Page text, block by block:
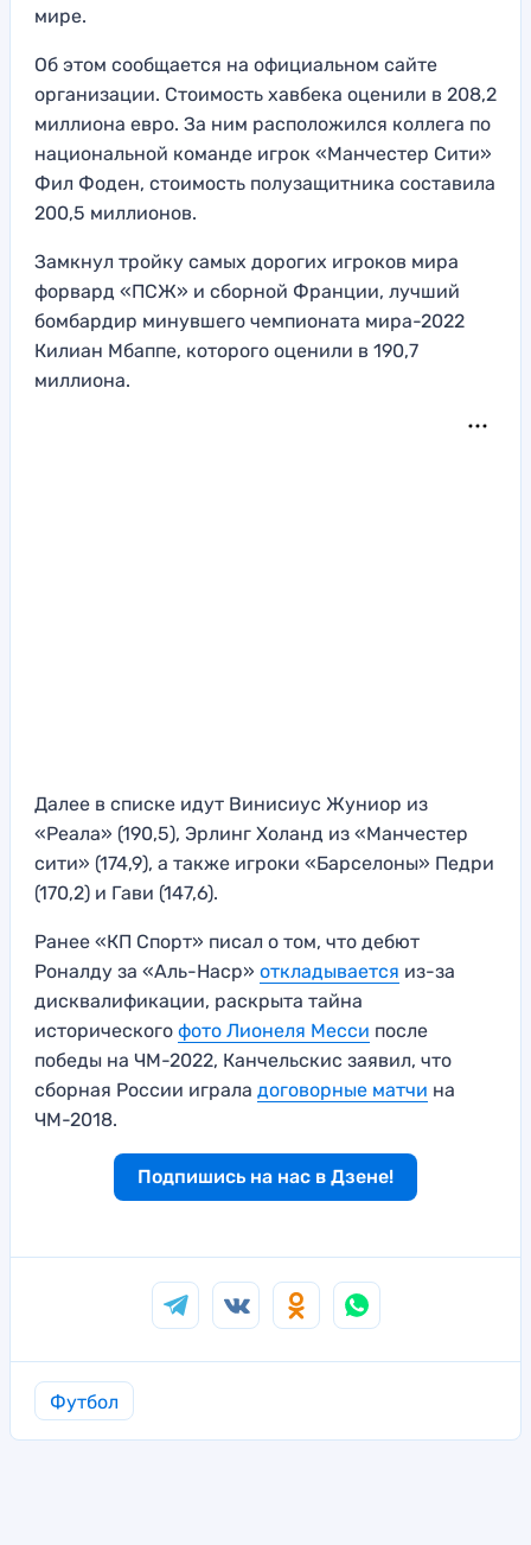
мире.
Об этом сообщается на официальном сайте
организации. Стоимость хавбека оценили в 208,2
миллиона евро. За ним расположился коллега по
национальной команде игрок «Манчестер Сити»
Фил Фоден, стоимость полузащитника составила
200,5 миллионов.
Замкнул тройку самых дорогих игроков мира
форвард «ПСЖ» и сборной Франции, лучший
бомбардир минувшего чемпионата мира-2022
Килиан Мбаппе, которого оценили в 190,7
миллиона.
Далее в списке идут Винисиус Жуниор из
«Реала» (190,5), Эрлинг Холанд из «Манчестер
сити» (174,9), а также игроки «Барселоны» Педри
(170,2) и Гави (147,6).
Ранее «КП Спорт» писал о том, что дебют
Роналду за «Аль-Наср» откладывается из-за
дисквалификации, раскрыта тайна
исторического фото Лионеля Месси после
победы на ЧМ-2022, Канчельскис заявил, что
сборная России играла договорные матчи на
ЧМ-2018.
Подпишись на нас в Дзене!
Футбол